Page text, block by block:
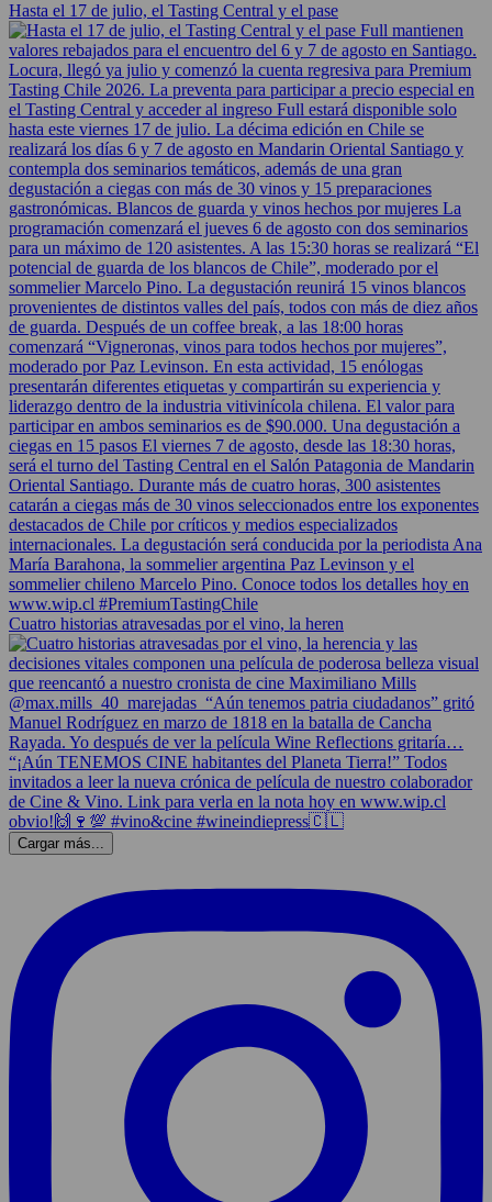
Hasta el 17 de julio, el Tasting Central y el pase
Cuatro historias atravesadas por el vino, la heren
Cargar más...